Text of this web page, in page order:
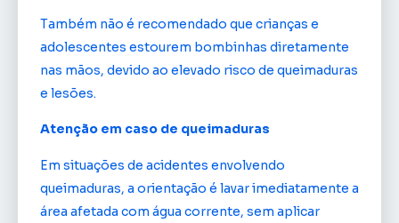
Também não é recomendado que crianças e
adolescentes estourem bombinhas diretamente
nas mãos, devido ao elevado risco de queimaduras
e lesões.
Atenção em caso de queimaduras
Em situações de acidentes envolvendo
queimaduras, a orientação é lavar imediatamente a
área afetada com água corrente, sem aplicar